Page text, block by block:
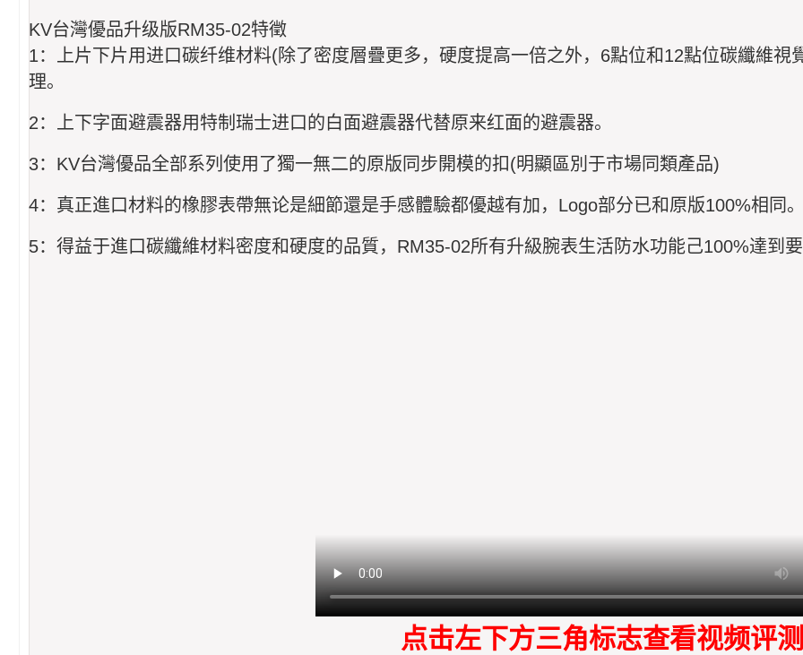
KV台灣優品升级版RM35-02特徵
1：上片下片用进口碳纤维材料(除了密度層疊更多，硬度提高一倍之外，6點位和12點位碳纖維
理。
2：上下字面避震器用特制瑞士进口的白面避震器代替原来红面的避震器。
3：KV台灣優品全部系列使用了獨一無二的原版同步開模的扣(明顯區別于市場同類產品)
4：真正進口材料的橡膠表帶無论是細節還是手感體驗都優越有加，Logo部分已和原版100%相同
5：得益于進口碳纖維材料密度和硬度的品質，RM35-02所有升級腕表生活防水功能己100%達到
点击左下方三角标志查看视频评测